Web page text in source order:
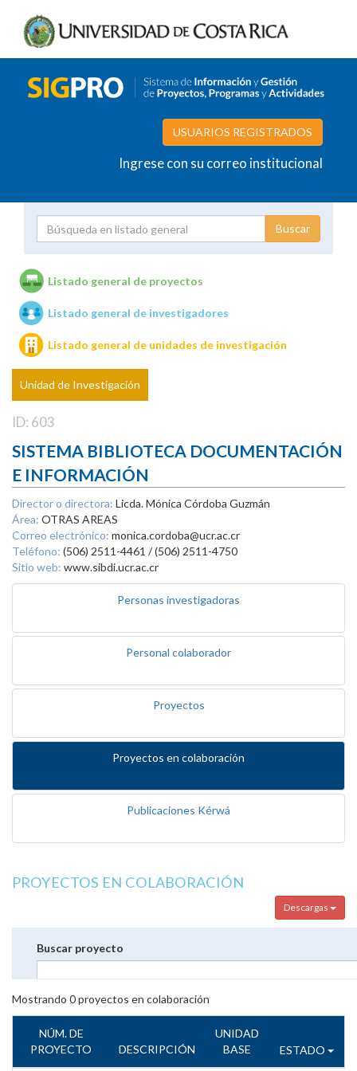
USUARIOS REGISTRADOS
Ingrese con su correo institucional
Unidades de investigación
Listado general de proyectos
Listado general de investigadores
Listado general de unidades de investigación
Unidad de Investigación
ID: 603
SISTEMA BIBLIOTECA DOCUMENTACIÓN
E INFORMACIÓN
Director o directora: Licda. Mónica Córdoba Guzmán
Área: OTRAS AREAS
Correo electrónico: monica.cordoba@ucr.ac.cr
Teléfono: (506) 2511-4461 / (506) 2511-4750
Sitio web: www.sibdi.ucr.ac.cr
Personas investigadoras
Personal colaborador
Proyectos
Proyectos en colaboración
Publicaciones Kérwá
PROYECTOS EN COLABORACIÓN
Descargas
Buscar proyecto
Mostrando 0proyectos en colaboración
NÚM. DE
PROYECTO
DESCRIPCIÓN
UNIDAD
BASE
ESTADO